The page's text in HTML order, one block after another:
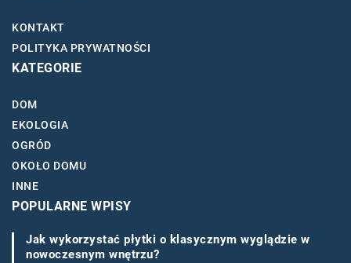
KONTAKT
POLITYKA PRYWATNOŚCI
KATEGORIE
DOM
EKOLOGIA
OGRÓD
OKOŁO DOMU
INNE
POPULARNE WPISY
Jak wykorzystać płytki o klasycznym wyglądzie w
nowoczesnym wnętrzu?